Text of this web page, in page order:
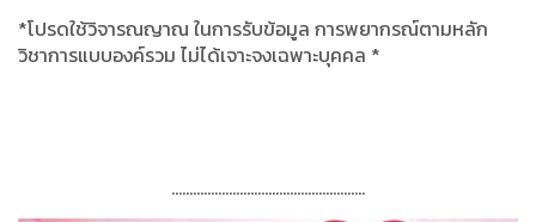
*โปรดใช้วิจารณญาณ ในการรับข้อมูล การพยากรณ์ตามหลัก
วิชาการแบบองค์รวม ไม่ได้เจาะจงเฉพาะบุคคล *
......................................................